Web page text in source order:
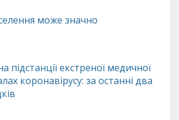
може значно
підстанції екстреної медичної
коронавірусу: за останні два